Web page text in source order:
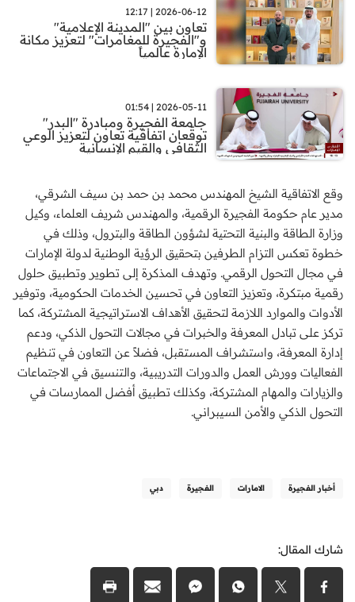
2026-06-12 | 12:17
تعاون بين "المدينة الإعلامية"
و"الفجيرة للمغامرات" لتعزيز مكانة
الإمارة عالمياً
2026-05-11 | 01:54
جامعة الفجيرة ومبادرة "البدر"
توقّعان اتفاقية تعاون لتعزيز الوعي
الثقافي والقيم الإنسانية
وقع الاتفاقية الشيخ المهندس محمد بن حمد بن سيف الشرقي،
مدير عام حكومة الفجيرة الرقمية، والمهندس شريف العلماء، وكيل
وزارة الطاقة والبنية التحتية لشؤون الطاقة والبترول، وذلك في
خطوة تعكس التزام الطرفين بتحقيق الرؤية الوطنية لدولة الإمارات
في مجال التحول الرقمي. وتهدف المذكرة إلى تطوير وتطبيق حلول
رقمية مبتكرة، وتعزيز التعاون في تحسين الخدمات الحكومية، وتوفير
الأدوات والموارد اللازمة لتحقيق الأهداف الاستراتيجية المشتركة، كما
تركز على تبادل المعرفة والخبرات في مجالات التحول الذكي، ودعم
إدارة المعرفة، واستشراف المستقبل، فضلاً عن التعاون في تنظيم
الفعاليات وورش العمل والدورات التدريبية، والتنسيق في الاجتماعات
والزيارات والمهام المشتركة، وكذلك تطبيق أفضل الممارسات في
التحول الذكي والأمن السيبراني.
أخبار الفجيرة الامارات الفجيرة دبي
شارك المقال: